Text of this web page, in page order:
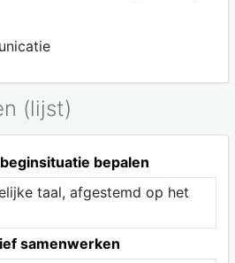
(lijst)
bepalen
taal, afgestemd op het
samenwerken